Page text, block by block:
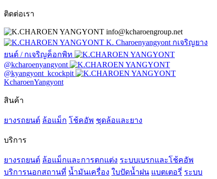
ติดต่อเรา
info@kcharoengroup.net
K. Charoenyangyont กเจริญยาง
ยนต์ / กเจริญค็อกพิท
@kcharoenyangyont
@kyangyont_kcockpit
KcharoenYangyont
สินค้า
ยางรถยนต์ ล้อแม็ก โช้คอัพ ชุดล้อและยาง
บริการ
ยางรถยนต์ ล้อแม็กและการตกแต่ง ระบบเบรกและโช้คอัพ
บริการนอกสถานที่ น้ำมันเครื่อง ใบปัดน้ำฝน แบตเตอรี่ ระบบ